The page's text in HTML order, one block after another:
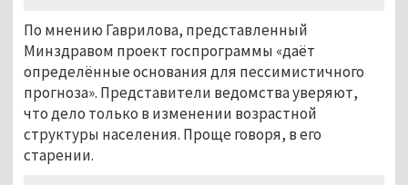
По мнению Гаврилова, представленный
Минздравом проект госпрограммы «даёт
определённые основания для пессимистичного
прогноза». Представители ведомства уверяют,
что дело только в изменении возрастной
структуры населения. Проще говоря, в его
старении.